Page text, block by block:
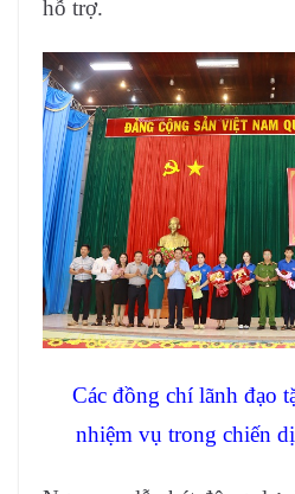
hỗ trợ.
Các đồng chí lãnh đạo
nhiệm vụ trong chiến